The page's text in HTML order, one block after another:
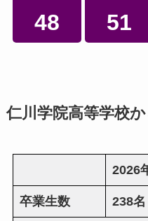
48 51
仁川学院高等学校
2026
卒業生数 238名